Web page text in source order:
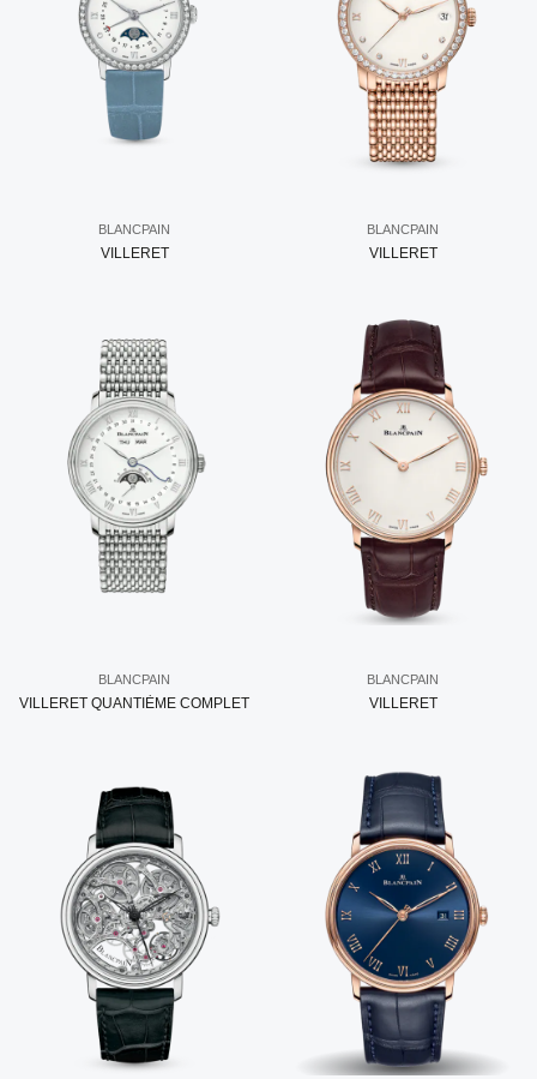
BLANCPAIN
VILLERET
BLANCPAIN
VILLERET
BLANCPAIN
VILLERET QUANTIÈME COMPLET
BLANCPAIN
VILLERET